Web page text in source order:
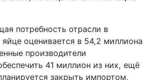
потребность отрасли в
оценивается в 54,2 миллиона
производители
41 миллион из них, ещё
закрыть импортом,